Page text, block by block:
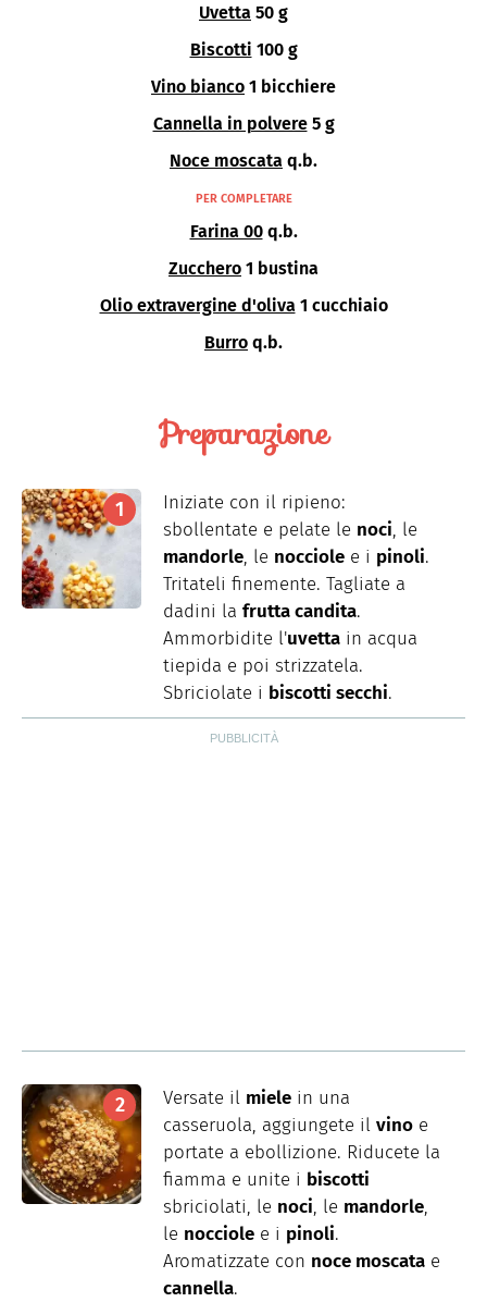
Uvetta 50 g
Biscotti 100 g
Vino bianco 1 bicchiere
Cannella in polvere 5 g
Noce moscata q.b.
PER COMPLETARE
Farina 00 q.b.
Zucchero 1 bustina
Olio extravergine d'oliva 1 cucchiaio
Burro q.b.
Preparazione
Iniziate con il ripieno:
sbollentate e pelate le noci, le
mandorle, le nocciole e i pinoli.
Tritateli finemente. Tagliate a
dadini la frutta candita.
Ammorbidite l'uvetta in acqua
tiepida e poi strizzatela.
Sbriciolate i biscotti secchi.
Versate il miele in una
casseruola, aggiungete il vino e
portate a ebollizione. Riducete la
fiamma e unite i biscotti
sbriciolati, le noci, le mandorle,
le nocciole e i pinoli.
Aromatizzate con noce moscata e
cannella.